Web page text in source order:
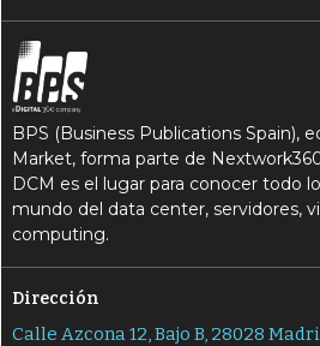
BPS (Business Publications Spain),
Market, forma parte de
DCM es el lugar para conocer todo
mundo del data center, servidores,
computing.
Dirección
Calle Azcona 12, Bajo B, 28028